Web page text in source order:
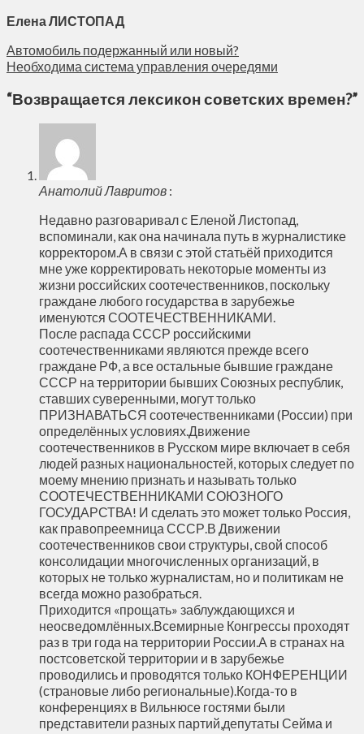
Елена ЛИСТОПАД
Автомобиль подержанный или новый?
Необходима система управления очередями
“Возвращается лексикон советских времен?”
Анатолий Лавритов :
Недавно разговаривал с Еленой Листопад,
вспоминали, как она начинала путь в журналистике
корректором.А в связи с этой статьёй приходится
мне уже корректировать некоторые моменты из
жизни российских соотечественников, поскольку
граждане любого государства в зарубежье
именуются СООТЕЧЕСТВЕННИКАМИ.
После распада СССР российскими
соотечественниками являются прежде всего
граждане РФ, а все остальные бывшие граждане
СССР на территории бывших Союзных республик,
ставших суверенными, могут только
ПРИЗНАВАТЬСЯ соотечественниками (России) при
определённых условиях.Движение
соотечественников в Русском мире включает в себя
людей разных национальностей, которых следует по
моему мнению признать и называть только
СООТЕЧЕСТВЕННИКАМИ СОЮЗНОГО
ГОСУДАРСТВА! И сделать это может только Россия,
как правопреемница СССР.В Движении
соотечественников свои структуры, свой способ
консолидации многочисленных организаций, в
которых не только журналистам, но и политикам не
всегда можно разобраться.
Приходится «прощать» заблуждающихся и
неосведомлённых.Всемирные Конгрессы проходят
раз в три года на территории России.А в странах на
постсоветской территории и в зарубежье
проводились и проводятся только КОНФЕРЕНЦИИ
(страновые либо региональные).Когда-то в
конференциях в Вильнюсе гостями были
представители разных партий,депутаты Сейма и